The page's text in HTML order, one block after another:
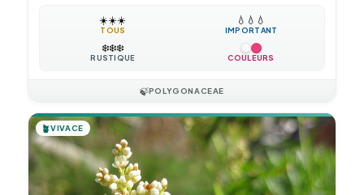
☀️☀️☀️
TOUS
💧 💧 💧
IMPORTANT
❄️❄️❄️
RUSTIQUE COULEURS
🍃POLYGONACEAE
🪴VIVACE